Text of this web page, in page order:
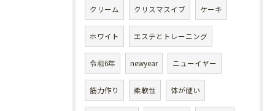
クリーム クリスマスイブ ケーキ
ホワイト エステとトレーニング
令和6年 newyear ニューイヤー
筋力作り 柔軟性 体が硬い